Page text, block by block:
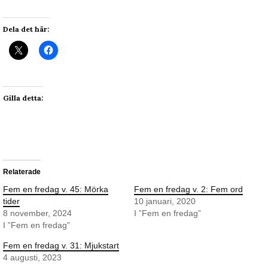
Dela det här:
Gilla detta:
Relaterade
Fem en fredag v. 45: Mörka
tider
8 november, 2024
I ”Fem en fredag”
Fem en fredag v. 2: Fem ord
10 januari, 2020
I ”Fem en fredag”
Fem en fredag v. 31: Mjukstart
4 augusti, 2023